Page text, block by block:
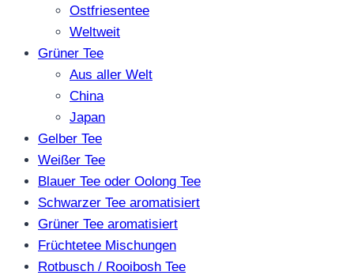
Ostfriesentee
Weltweit
Grüner Tee
Aus aller Welt
China
Japan
Gelber Tee
Weißer Tee
Blauer Tee oder Oolong Tee
Schwarzer Tee aromatisiert
Grüner Tee aromatisiert
Früchtetee Mischungen
Rotbusch / Rooibosh Tee